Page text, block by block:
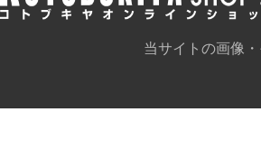
当サイトの画像